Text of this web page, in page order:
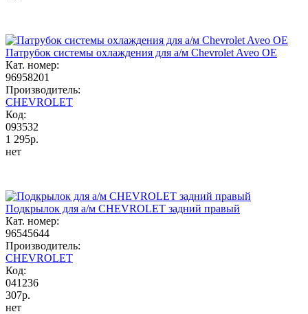
Патрубок системы охлаждения для а/м Chevrolet Aveo OE
Кат. номер:
96958201
Производитель:
CHEVROLET
Код:
093532
1 295р.
нет
Подкрылок для а/м CHEVROLET задний правый
Кат. номер:
96545644
Производитель:
CHEVROLET
Код:
041236
307р.
нет